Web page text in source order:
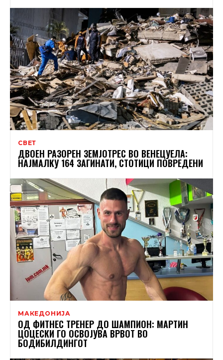
СВЕТ
ДВОЕН РАЗОРЕН ЗЕМЈОТРЕС ВО ВЕНЕЦУЕЛА:
НАЈМАЛКУ 164 ЗАГИНАТИ, СТОТИЦИ ПОВРЕДЕНИ
МАКЕДОНИЈА
ОД ФИТНЕС ТРЕНЕР ДО ШАМПИОН: МАРТИН
ЦОЦЕСКИ ГО ОСВОЈУВА ВРВОТ ВО
БОДИБИЛДИНГОТ